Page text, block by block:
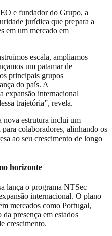
e fundador do Grupo, a
jurídica que prepara a
em um mercado em
escala, ampliamos
um patamar de
principais grupos
do país. A
expansão internacional
trajetória”, revela.
nova estrutura inclui um
colaboradores, alinhando os
ao seu crescimento de longo
horizonte
lança o programa NTSec
internacional. O plano
mercados como Portugal,
presença em estados
crescimento.